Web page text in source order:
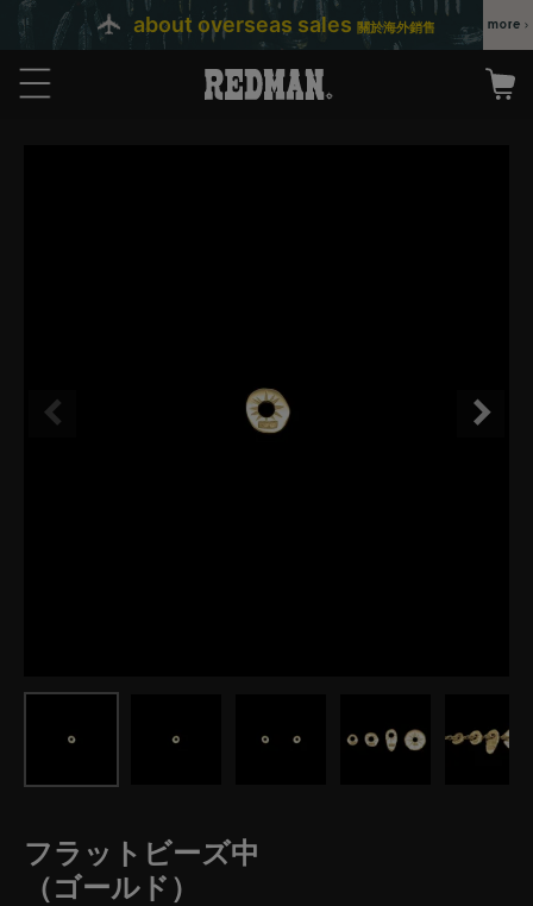
about overseas sales 關於海外銷售
フラットビーズ中
（ゴールド）